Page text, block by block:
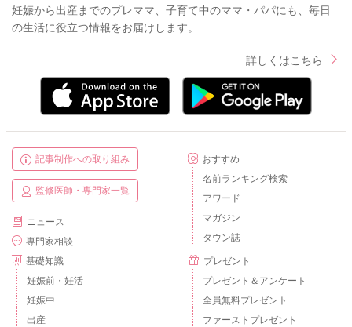
妊娠から出産までのプレママ、子育て中のママ・パパにも、毎日
の生活に役立つ情報をお届けします。
詳しくはこちら
記事制作への取り組み
監修医師・専門家一覧
ニュース
専門家相談
基礎知識
妊娠前・妊活
妊娠中
出産
おすすめ
名前ランキング検索
アワード
マガジン
タウン誌
プレゼント
プレゼント＆アンケート
全員無料プレゼント
ファーストプレゼント